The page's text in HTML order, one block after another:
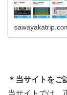
＊当サイトをご